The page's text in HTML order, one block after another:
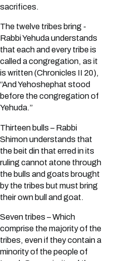
sacrifices.
The twelve tribes bring -
Rabbi Yehuda understands
that each and every tribe is
called a congregation, as it
is written (Chronicles II 20),
“And Yehoshephat stood
before the congregation of
Yehuda.”
Thirteen bulls – Rabbi
Shimon understands that
the beit din that erred in its
ruling cannot atone through
the bulls and goats brought
by the tribes but must bring
their own bull and goat.
Seven tribes – Which
comprise the majority of the
tribes, even if they contain a
minority of the people of